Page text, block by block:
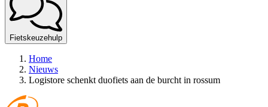
Fietskeuzehulp
Home
Nieuws
Logistore schenkt duofiets aan de burcht in rossum